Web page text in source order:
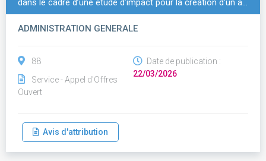
dans le cadre d’une étude d’impact pour la création d’un a…
ADMINISTRATION GENERALE
88
Service - Appel d'Offres
Ouvert
Date de publication :
22/03/2026
Avis d'attribution